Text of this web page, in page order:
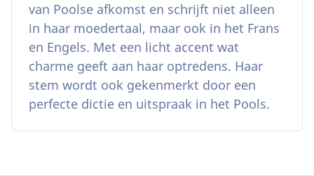
van Poolse afkomst en schrijft niet alleen
in haar moedertaal, maar ook in het Frans
en Engels. Met een licht accent wat
charme geeft aan haar optredens. Haar
stem wordt ook gekenmerkt door een
perfecte dictie en uitspraak in het Pools.